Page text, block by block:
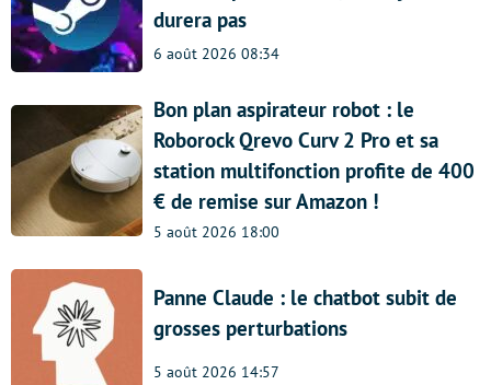
durera pas
6 août 2026 08:34
Bon plan aspirateur robot : le
Roborock Qrevo Curv 2 Pro et sa
station multifonction profite de 400
€ de remise sur Amazon !
5 août 2026 18:00
Panne Claude : le chatbot subit de
grosses perturbations
5 août 2026 14:57